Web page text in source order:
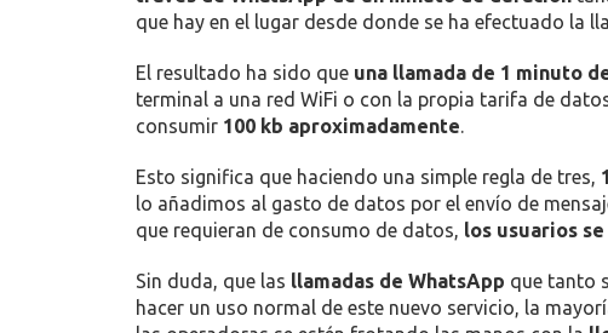
Seguro, que durante el fin de semana algunos
amigos que les hayan pedido que leshiciesen una
ocasiona realizar unallamada VoIP desde
Según la prueba realizada por uno de nuestros
través de WhatsApp de un minuto de duración
que hay en el lugar desde donde se ha efectuado la
El resultado ha sido que una llamada de 1 minuto
terminal a una red WiFi o con la propia tarifa de
consumir100 kb aproximadamente.